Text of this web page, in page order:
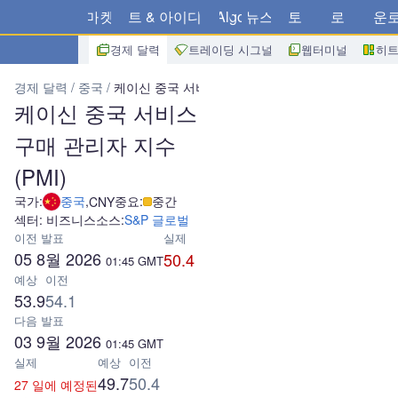
마켓 차트 & 아이디어 Algo 뉴스 스토어 브로커 다운
경제 달력 트레이딩 시그널 웹터미널 히
경제 달력 중국 케이신 중국 서비스 구매 관리자 지수(PMI)
케이신 중국 서비스
구매 관리자 지수
(PMI)
국가: 중국,CNY중요: 중간
섹터: 비즈니스소스:S&P 글로벌
이전 발표
05 8월 2026 01:45 GMT
실제
50.4
예상
53.9
이전
54.1
다음 발표
03 9월 2026 01:45 GMT
실제
27 일에 예정된
예상
49.7
이전
50.4